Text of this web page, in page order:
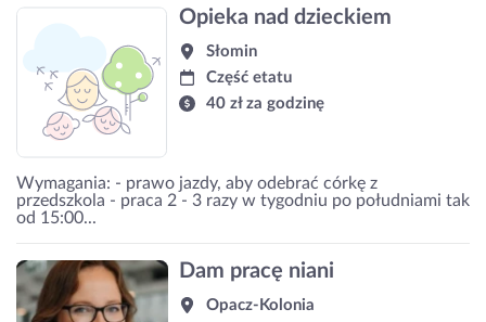
Opieka nad dzieckiem
Słomin
Część etatu
40 zł za godzinę
Wymagania: - prawo jazdy, aby odebrać córkę z
przedszkola - praca 2 - 3 razy w tygodniu po południami tak
od 15:00...
Dam pracę niani
Opacz-Kolonia